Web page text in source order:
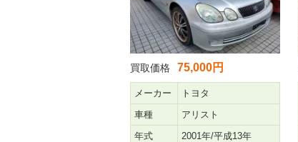
買取価格 75,000円
メーカー
トヨタ
車種
アリスト
年式
2001年/平成13年